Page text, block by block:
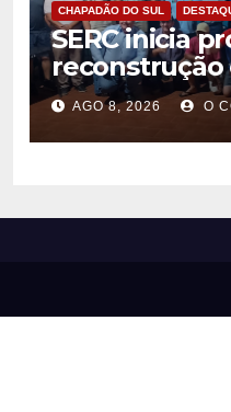
CHAPADÃO DO SUL
SERC inicia
ao futebol
Chapadão do
AGO 8, 2026 O